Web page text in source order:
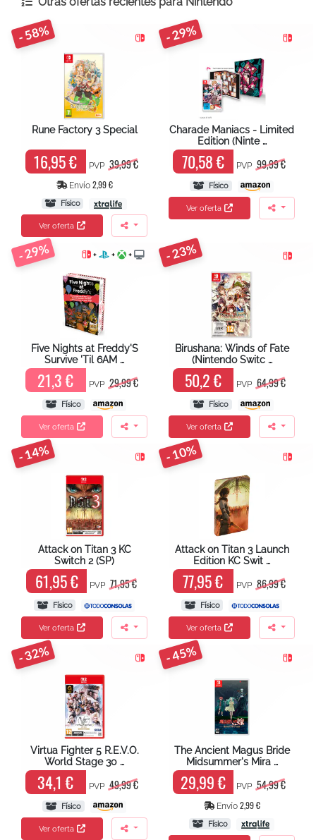
- 58%
Rune Factory 3 Special
16,95 € PVP 39,99 €
Envío 2,99 €
Físico
Ver oferta
- 29%
Charade Maniacs - Limited
Edition (Ninte …
70,58 € PVP 99,99 €
Físico
Ver oferta
- 29% + + +
Five Nights at Freddy'S
Survive 'Til 6AM …
21,3 € PVP 29,99 €
Físico
Ver oferta
- 23%
Birushana: Winds of Fate
(Nintendo Switc …
50,2 € PVP 64,99 €
Físico
Ver oferta
- 14%
Attack on Titan 3 KC
Switch 2 (SP)
61,95 € PVP 71,95 €
Físico
Ver oferta
- 10%
Attack on Titan 3 Launch
Edition KC Swit …
77,95 € PVP 86,99 €
Físico
Ver oferta
- 32%
Virtua Fighter 5 R.E.V.O.
World Stage 30 …
34,1 € PVP 49,99 €
Físico
Ver oferta
- 45%
The Ancient Magus Bride
Midsummer's Mira …
29,99 € PVP 54,99 €
Envío 2,99 €
Físico